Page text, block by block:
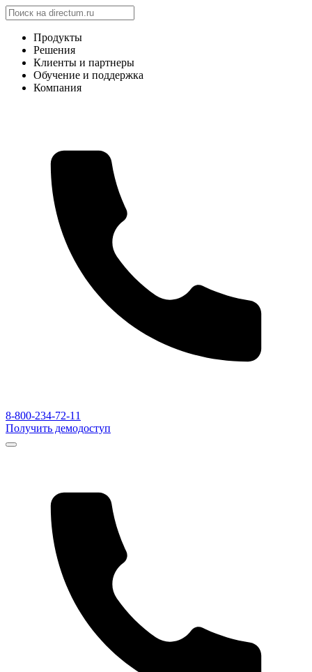
Продукты
Решения
Клиенты и партнеры
Обучение и поддержка
Компания
8-800-234-72-11
Получить демодоступ